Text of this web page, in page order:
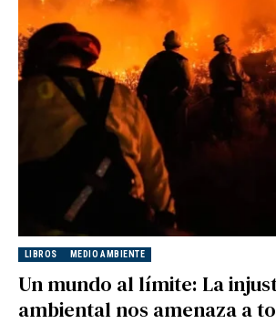
LIBROS MEDIO AMBIENTE
Un mundo al límite: La
ambiental nos amenaza a